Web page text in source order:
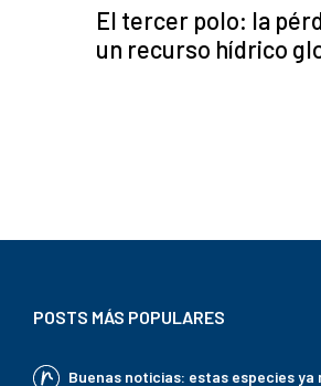
El tercer polo: la
un recurso hídrico
POSTS MÁS POPULARES
Buenas noticias: estas especies ya